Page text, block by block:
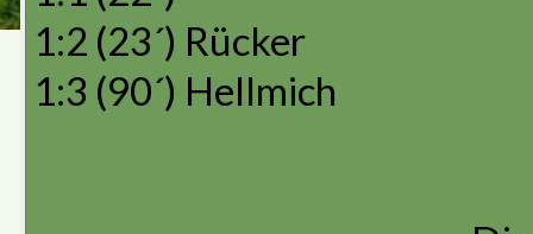
1:2 (23´) Rücker
1:3 (90´) Hellmich